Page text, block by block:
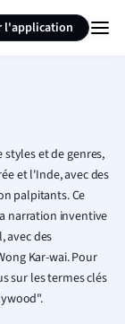
l'application
et de genres,
et l'Inde, avec des
palpitants. Ce
narration inventive
avec des
Kar-wai. Pour
sur les termes clés
la page